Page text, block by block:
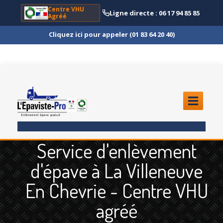
Centre VHU
Agréé
Ligne directe : 06 17 94 85 85
Cliquez ici pour appeler (01 83 64 20 40)
ENLÈVEMENTÉPAVE
Quoi?
Scooteret Moto
Camion
et Poids Lourd
Service d'enlèvement
d'épave à La Villeneuve
En Chevrie - Centre VHU
agréé